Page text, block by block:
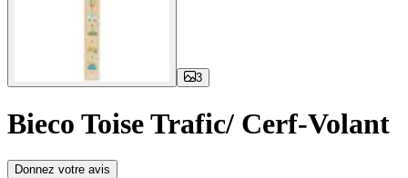
3
Bieco Toise Trafic/ Cerf-Volant
Donnez votre avis